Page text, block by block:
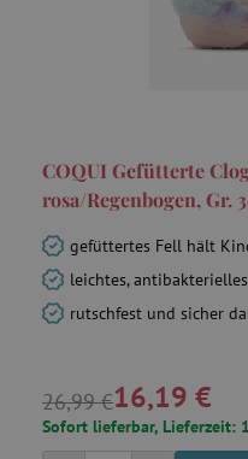
COQUI Gefütterte
rosa/Regenbogen, Gr.
gefüttertes Fell hält
leichtes,
rutschfest und sicher
26,99 €16,19 €
Sofort lieferbar, Lieferzeit: